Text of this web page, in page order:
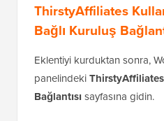
ThirstyAffiliates
Bağlı Kuruluş
Eklentiyi kurduktan sonra,
panelindeki
Bağlantısı sayfasına gidin.